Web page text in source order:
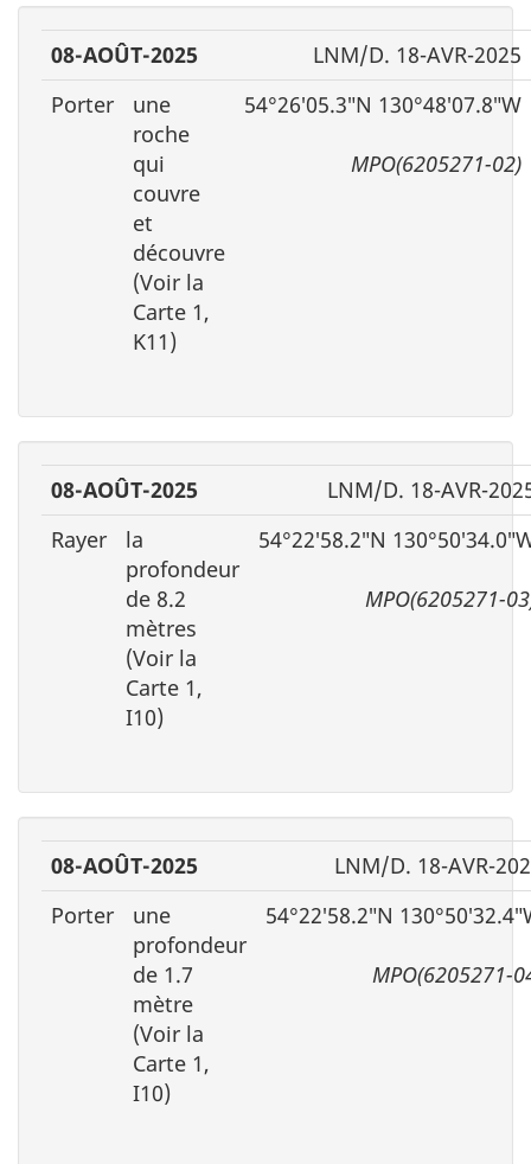
08-AOÛT-2025
LNM/D. 18-AVR-2025
Porter
une
roche
qui
couvre
et
découvre
(Voir la
Carte 1,
K11)
54°26′05.3″N 130°48′07.8″W
MPO(6205271-02)
08-AOÛT-2025
LNM/D. 18-AVR-
Rayer
la
profondeur
de 8.2
mètres
(Voir la
Carte 1,
I10)
54°22′58.2″N
MPO(6205271-
08-AOÛT-2025
LNM/D. 18-AVR-
Porter
une
profondeur
de 1.7
mètre
(Voir la
Carte 1,
I10)
54°22′58.2″N
MPO(6205271-